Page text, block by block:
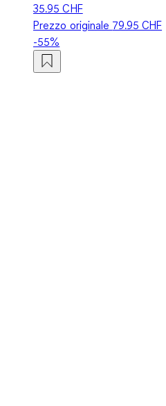
35.95 CHF
Prezzo originale 79.95 CHF
-55%